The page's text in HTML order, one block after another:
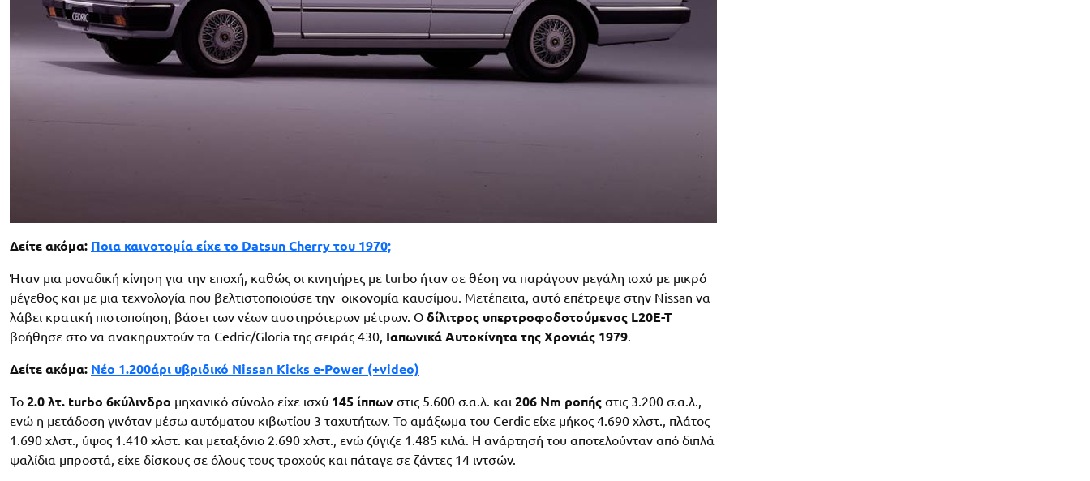
Δείτε ακόμα: Ποια καινοτομία είχε το Datsun Cherry του 1970;
Ήταν μια μοναδική κίνηση για την εποχή, καθώς οι κινητήρες με turbo ήταν σε θέση να παράγουν μεγάλη ισχύ με μικρό
μέγεθος και με μια τεχνολογία που βελτιστοποιούσε την οικονομία καυσίμου. Μετέπειτα, αυτό επέτρεψε στην Nissan να
λάβει κρατική πιστοποίηση, βάσει των νέων αυστηρότερων μέτρων. Ο δίλιτρος υπερτροφοδοτούμενος L20E-T
βοήθησε στο να ανακηρυχτούν τα Cedric/Gloria της σειράς 430, Ιαπωνικά Αυτοκίνητα της Χρονιάς 1979.
Δείτε ακόμα: Νέο 1.200άρι υβριδικό Nissan Kicks e-Power (+video)
Το 2.0 λτ. turbo 6κύλινδρο μηχανικό σύνολο είχε ισχύ 145 ίππων στις 5.600 σ.α.λ. και 206 Nm ροπής στις 3.200 σ.α.λ.,
ενώ η μετάδοση γινόταν μέσω αυτόματου κιβωτίου 3 ταχυτήτων. Το αμάξωμα του Cerdic είχε μήκος 4.690 χλστ., πλάτος
1.690 χλστ., ύψος 1.410 χλστ. και μεταξόνιο 2.690 χλστ., ενώ ζύγιζε 1.485 κιλά. Η ανάρτησή του αποτελούνταν από διπλά
ψαλίδια μπροστά, είχε δίσκους σε όλους τους τροχούς και πάταγε σε ζάντες 14 ιντσών.